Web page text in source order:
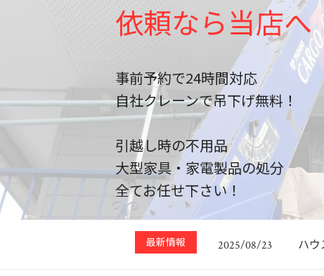
依頼なら当店へ
事前予約で24時間対応
自社クレーンで吊下げ無料！
引越し時の不用品
大型家具・家電製品の処分
全てお任せ下さい！
最新情報
2025/01/02
2025/12/31 【
2025/08/25 施
2025/08/23 ハウ